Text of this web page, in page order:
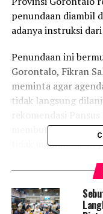
penundaan diambil
adanya instruksi
Penundaan ini
Gorontalo, Fikran
meminta agar
tidak langsung
membutuhkan
tidak menimbulkan
“Persoalan Pansus
menyempurnakan